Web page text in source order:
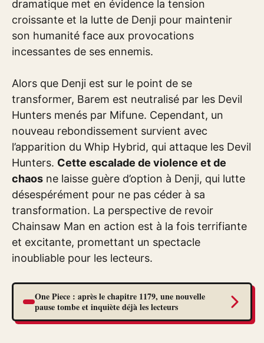
dramatique met en évidence la tension
croissante et la lutte de Denji pour maintenir
son humanité face aux provocations
incessantes de ses ennemis.
Alors que Denji est sur le point de se
transformer, Barem est neutralisé par les Devil
Hunters menés par Mifune. Cependant, un
nouveau rebondissement survient avec
l’apparition du Whip Hybrid, qui attaque les Devil
Hunters. Cette escalade de violence et de
chaos ne laisse guère d’option à Denji, qui lutte
désespérément pour ne pas céder à sa
transformation. La perspective de revoir
Chainsaw Man en action est à la fois terrifiante
et excitante, promettant un spectacle
inoubliable pour les lecteurs.
One Piece : après le chapitre 1179, une nouvelle
pause tombe et inquiète déjà les lecteurs